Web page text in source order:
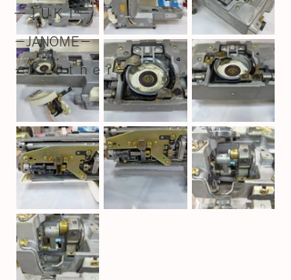
ーＪＵＫＩー
－JANOME－
－ｂｒｏｔｈｅｒ－